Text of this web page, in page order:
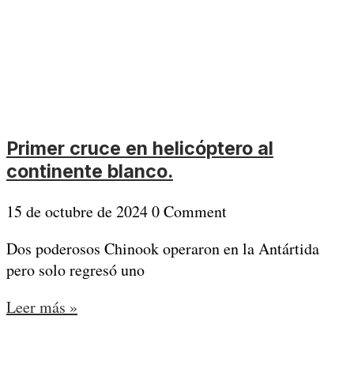
Primer cruce en helicóptero al
continente blanco.
15 de octubre de 20240 Comment
Dos poderosos Chinook operaron en la Antártida
pero solo regresó uno
Leer más »